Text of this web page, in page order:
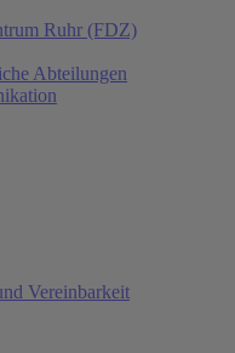
Ruhr (FDZ)
Abteilungen
Vereinbarkeit